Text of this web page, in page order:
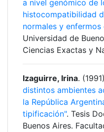
a nivel genómico de
histocompatibilidad
normales y enfermos
Universidad de
Ciencias Exactas y
Izaguirre, Irina.
distintos ambientes
la República
tipificación". Tesis
Buenos Aires.